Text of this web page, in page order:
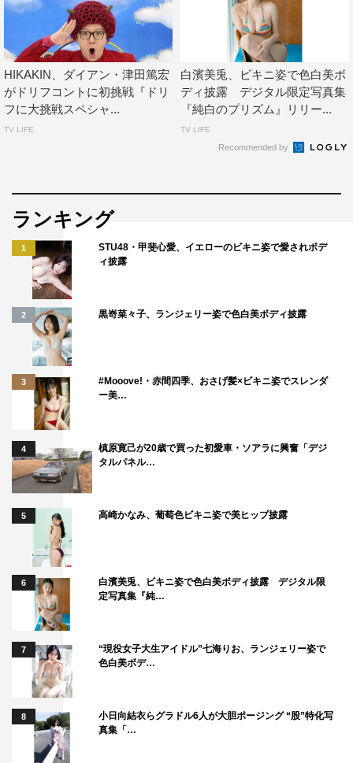
HIKAKIN、ダイアン・津田篤宏
がドリフコントに初挑戦『ドリ
フに大挑戦スペシャ...
TV LIFE
白濱美兎、ビキニ姿で色白美ボ
ディ披露 デジタル限定写真集
『純白のプリズム』リリー...
TV LIFE
Recommended by
ランキング
1
STU48・甲斐心愛、イエローのビキニ姿で愛されボデ
ィ披露
2 黒嵜菜々子、ランジェリー姿で色白美ボディ披露
3
#Mooove!・赤間四季、おさげ髪×ビキニ姿でスレンダ
ー美…
4
槙原寛己が20歳で買った初愛車・ソアラに興奮「デジ
タルパネル…
5 高崎かなみ、葡萄色ビキニ姿で美ヒップ披露
6
白濱美兎、ビキニ姿で色白美ボディ披露 デジタル限
定写真集『純…
7
“現役女子大生アイドル”七海りお、ランジェリー姿で
色白美ボデ…
8
小日向結衣らグラドル6人が大胆ポージング “股”特化写
真集「…